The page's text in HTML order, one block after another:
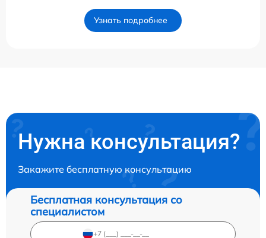
Узнать подробнее
Нужна консультация?
Закажите бесплатную консультацию
Бесплатная консультация со
специалистом